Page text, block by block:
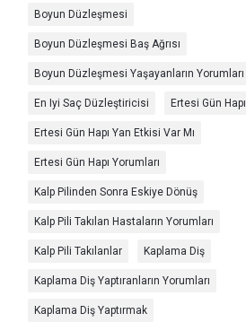
Boyun Düzleşmesi
Boyun Düzleşmesi Baş Ağrısı
Boyun Düzleşmesi Yaşayanların Yorumları
En Iyi Saç Düzleştiricisi Ertesi Gün Hapı
Ertesi Gün Hapı Yan Etkisi Var Mı
Ertesi Gün Hapı Yorumları
Kalp Pilinden Sonra Eskiye Dönüş
Kalp Pili Takılan Hastaların Yorumları
Kalp Pili Takılanlar Kaplama Diş
Kaplama Diş Yaptıranların Yorumları
Kaplama Diş Yaptırmak